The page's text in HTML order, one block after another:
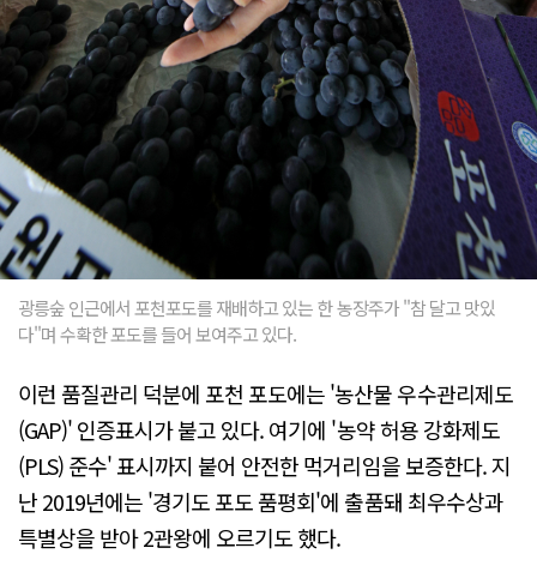
광릉숲 인근에서 포천포도를 재배하고 있는 한 농장주가 "참 달고 맛있
다"며 수확한 포도를 들어 보여주고 있다.
이런 품질관리 덕분에 포천 포도에는 '농산물 우수관리제도
(GAP)' 인증표시가 붙고 있다. 여기에 '농약 허용 강화제도
(PLS) 준수' 표시까지 붙어 안전한 먹거리임을 보증한다. 지
난 2019년에는 '경기도 포도 품평회'에 출품돼 최우수상과
특별상을 받아 2관왕에 오르기도 했다.